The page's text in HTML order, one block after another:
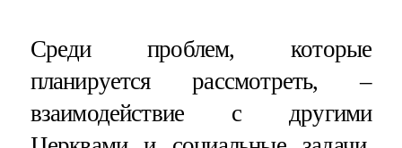
Среди проблем, которые
планируется рассмотреть, –
взаимодействие с другими